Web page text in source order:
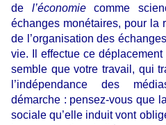
de l’économiecomme
échanges monétaires, pour la
de l’organisation des
vie. Il effectue ce
semble que votre travail, qui
l’indépendance des
démarche : pensez-vous que
sociale qu’elle induit vont